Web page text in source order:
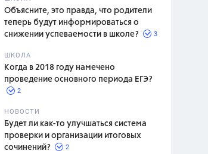
Объясните, это правда, что родители
теперь будут информироваться о
снижении успеваемости в школе?
3
ШКОЛА
Когда в 2018 году намечено
проведение основного периода ЕГЭ?
2
НОВОСТИ
Будет ли как-то улучшаться система
проверки и организации итоговых
сочинений?
2